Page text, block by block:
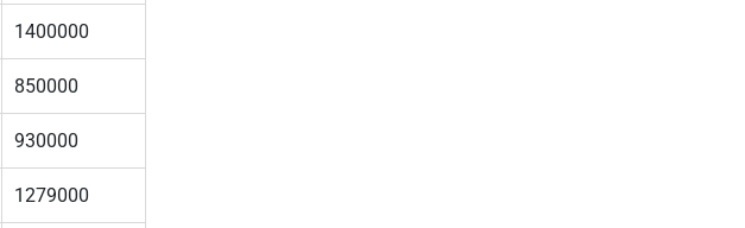
1400000
850000
930000
1279000